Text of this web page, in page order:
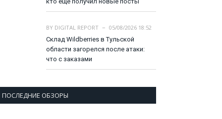
BY DIGITAL REPORT
05/08/2026 18:52
Склад Wildberries в Тульской
области загорелся после атаки:
что с заказами
ПОСЛЕДНИЕ ОБЗОРЫ